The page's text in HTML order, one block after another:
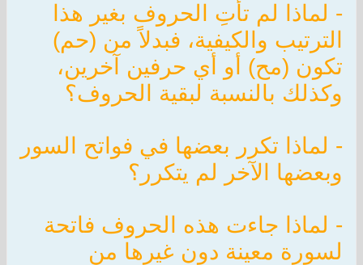
- لماذا لم تأتِ الحروف بغير هذا
الترتيب والكيفية، فبدلاً من (حم)
تكون (مح) أو أي حرفين آخرين،
وكذلك بالنسبة لبقية الحروف؟
- لماذا تكرر بعضها في فواتح السور
وبعضها الآخر لم يتكرر؟
- لماذا جاءت هذه الحروف فاتحة
لسورة معينة دون غيرها من